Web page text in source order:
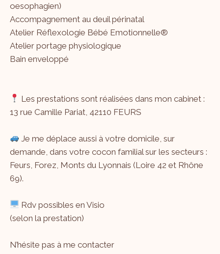
oesophagien)
Accompagnement au deuil périnatal
Atelier Réflexologie Bébé Emotionnelle®
Atelier portage physiologique
Bain enveloppé
Les prestations sont réalisées dans mon cabinet :
13 rue Camille Pariat, 42110 FEURS
Je me déplace aussi à votre domicile, sur
demande, dans votre cocon familial sur les secteurs :
Feurs, Forez, Monts du Lyonnais (Loire 42 et Rhône
69).
Rdv possibles en Visio
(selon la prestation)
N’hésite pas à me contacter